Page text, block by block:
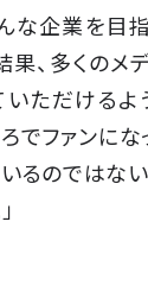
な企業を目
果、多くのメ
ただけるよ
でファンにな
るのではな